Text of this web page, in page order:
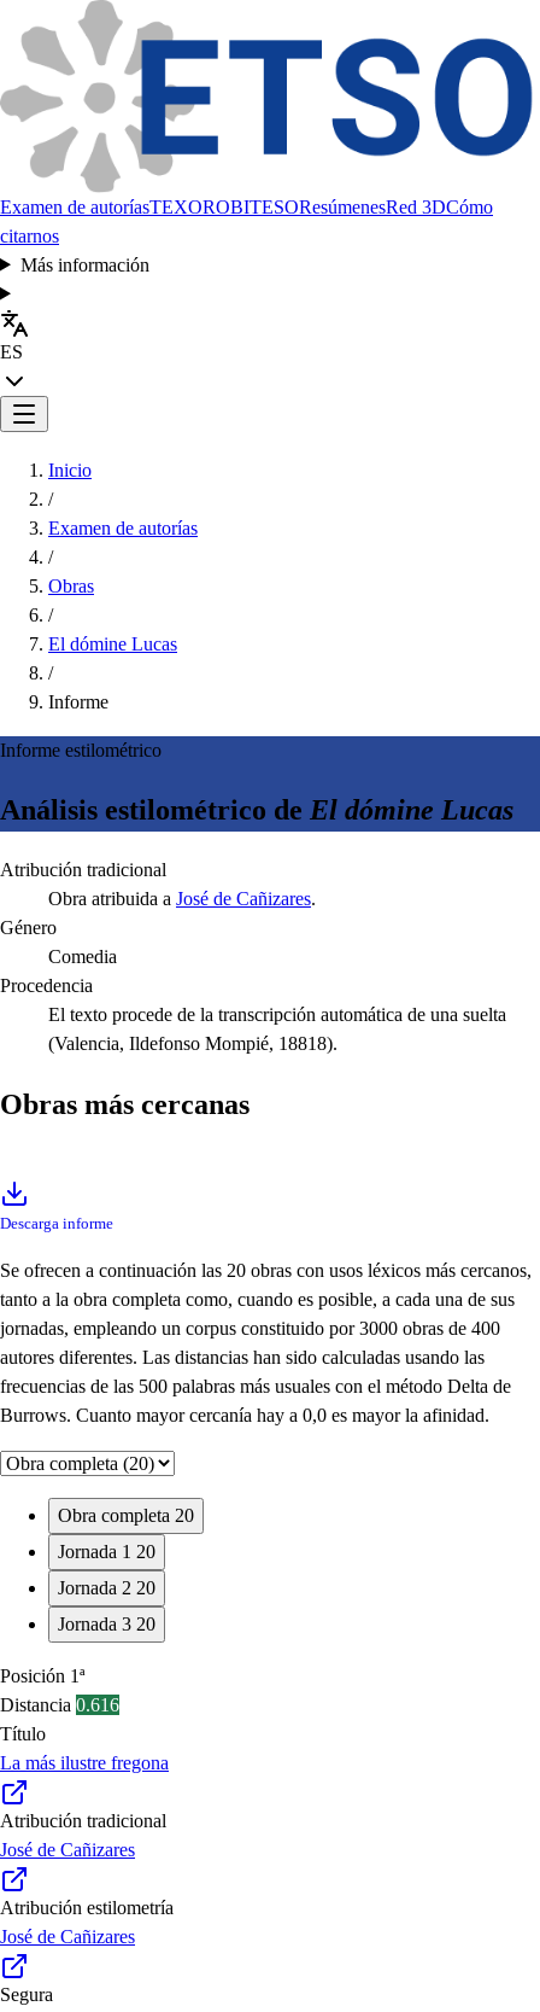
Examen de autoríasTEXOROBITESOResúmenesRed 3DCómo
citarnos
Más información
ES
Inicio
/
Examen de autorías
/
Obras
/
El dómine Lucas
/
Informe
Informe estilométrico
Análisis estilométrico de El dómine Lucas
Atribución tradicional
Obra atribuida a José de Cañizares.
Género
Comedia
Procedencia
El texto procede de la transcripción automática de una suelta
(Valencia, Ildefonso Mompié, 18818).
Obras más cercanas
Descarga informe
Se ofrecen a continuación las 20 obras con usos léxicos más cercanos,
tanto a la obra completa como, cuando es posible, a cada una de sus
jornadas, empleando un corpus constituido por 3000 obras de 400
autores diferentes. Las distancias han sido calculadas usando las
frecuencias de las 500 palabras más usuales con el método Delta de
Burrows. Cuanto mayor cercanía hay a 0,0 es mayor la afinidad.
Obra completa 20
Jornada 1 20
Jornada 2 20
Jornada 3 20
Posición 1ª
Distancia 0.616
Título
La más ilustre fregona
Atribución tradicional
José de Cañizares
Atribución estilometría
José de Cañizares
Segura